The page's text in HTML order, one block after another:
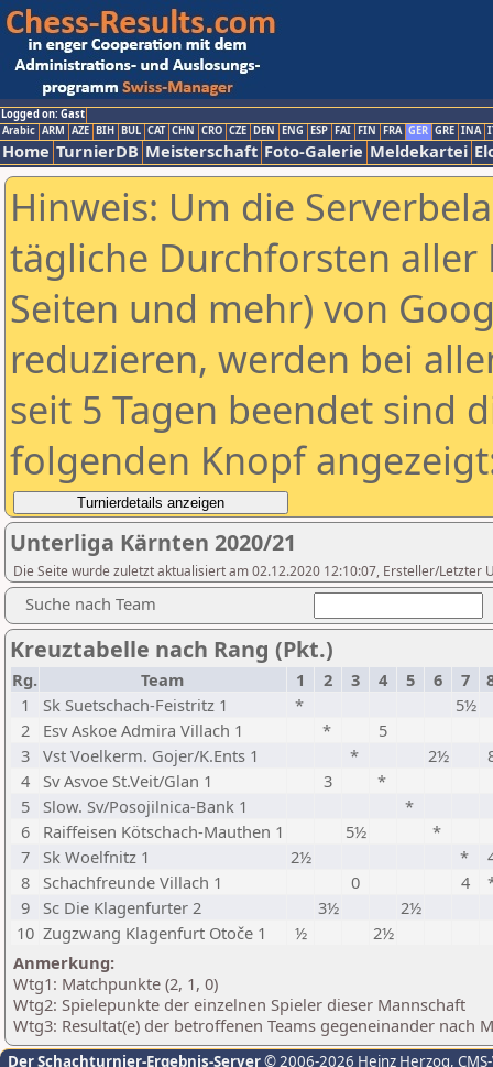
Logged on: Gast
Arabic ARM AZE BIH BUL CAT CHN CRO CZE DEN ENG ESP FAI FIN FRA GER GRE INA
Home TurnierDB Meisterschaft Foto-Galerie Meldekartei
Hinweis: Um die
tägliche Durchforsten aller
Seiten und mehr) von
reduzieren, werden bei
seit 5 Tagen beendet sind
folgenden Knopf
Unterliga Kärnten 2020/21
Die Seite wurde zuletzt aktualisiert am 02.12.2020 12:10:07, Ersteller/Letzter
Suche nach Team
Kreuztabelle nach Rang (Pkt.)
Rg. Team 1 2 3 4 5 6 7
1
Sk Suetschach-Feistritz 1 *
5½
2
Esv Askoe Admira Villach 1 *
5
3 Vst Voelkerm. Gojer/K.Ents 1 * 2½
4
Sv Asvoe St.Veit/Glan 1 3
*
5
Slow. Sv/Posojilnica-Bank 1
*
6
Raiffeisen Kötschach-Mauthen 1 5½
*
7
Sk Woelfnitz 1 2½ *
8
Schachfreunde Villach 1 0 4
9
Sc Die Klagenfurter 2 3½
2½
10 Zugzwang Klagenfurt Otoče 1 ½
2½
Anmerkung:
Wtg1: Matchpunkte (2, 1, 0)
Wtg2: Spielepunkte der einzelnen Spieler dieser Mannschaft
Wtg3: Resultat(e) der betroffenen Teams gegeneinander nach
Der Schachturnier-Ergebnis-Server© 2006-2026 Heinz Herzog,